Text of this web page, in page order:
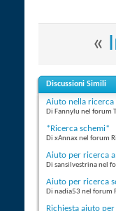
«
Discussioni Simili
Aiuto nella ricerca
Di Fannylu nel forum
*Ricerca schemi*
Di xAnnax nel forum
Aiuto per ricerca
Di sansilvestrina nel
Aiuto per ricerca
Di nadia53 nel forum
Richiesta aiuto